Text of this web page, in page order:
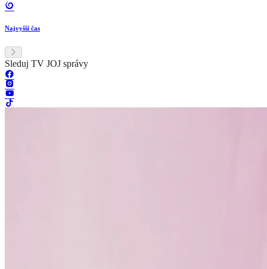
Najvyšší čas
Sleduj TV JOJ správy